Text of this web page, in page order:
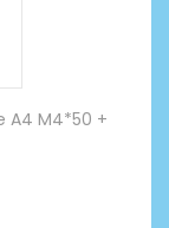
A4 M4*50 +